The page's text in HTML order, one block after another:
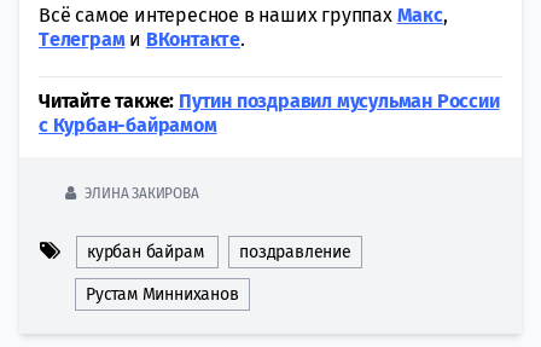
Всё самое интересное в наших группах Макс,
Tелеграми ВКонтакте.
Читайте также: Путин поздравил мусульман России
с Курбан-байрамом
ЭЛИНА ЗАКИРОВА
курбан байрам поздравление
Рустам Минниханов